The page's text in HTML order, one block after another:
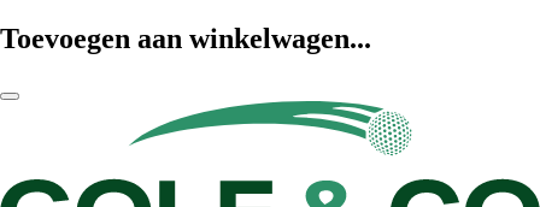
Toevoegen aan winkelwagen...